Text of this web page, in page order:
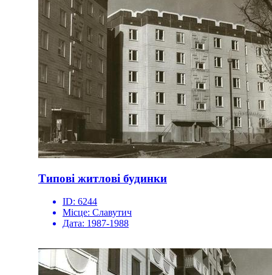
Типові житлові будинки
ID: 6244
Місце: Славутич
Дата: 1987-1988